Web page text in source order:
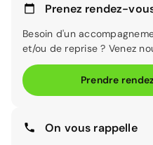
Prenez rendez-
Besoin d'un
et/ou de reprise ? Venez
Prendre
On vous rappelle